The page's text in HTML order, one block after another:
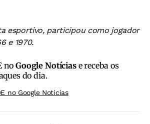
esportivo, participou como jogador
e 1970.
noGoogle Notíciase receba os
do dia.
no Google Noticias